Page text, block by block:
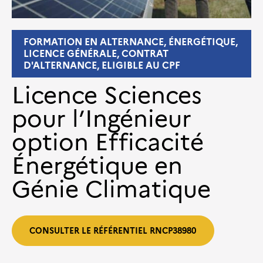
FORMATION EN ALTERNANCE, ÉNERGÉTIQUE,
LICENCE GÉNÉRALE, CONTRAT
D'ALTERNANCE, ELIGIBLE AU CPF
Licence Sciences
pour l’Ingénieur
option Efficacité
Énergétique en
Génie Climatique
CONSULTER LE RÉFÉRENTIEL RNCP38980